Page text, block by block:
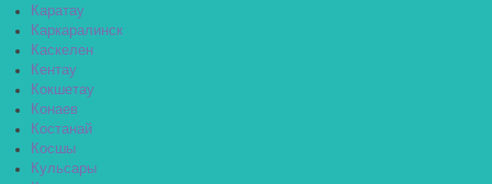
Каратау
Каркаралинск
Каскелен
Кентау
Кокшетау
Конаев
Костанай
Косшы
Кульсары